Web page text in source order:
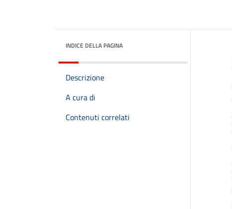
INDICE DELLA PAGINA
Descrizione
A cura di
Contenuti correlati